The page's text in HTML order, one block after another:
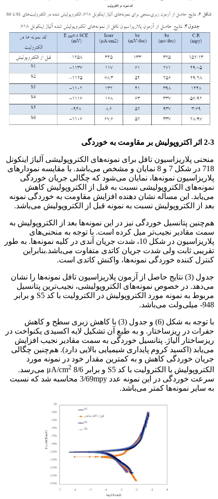
2-3 اثر اکتروپولیش بر مقاومت به خوردگی
منحنی پلاریزاسیون تافل برای نمونه‌های الکتروپولیشی آلیاژ اینکونل
718 در شکل 7 و 8 نمایان و مشخص می‌باشد. با مقایسه نمودارهای
پلاریزاسیون نمونه‌ها، نمایان می‌شود که چگالی جریان خوردگی
نمونه‌های الکتروپولیشی نسبت به قبل از الکتروپولیش کاهش
می‌یابد. این مسأله نشان دهنده افزایش مقاومت به خوردگی نمونه
بعد از الکتروپولیش نسبت به نمونه قبل از الکتروپولیش می‌باشد.
هم‌چنین پتانسیل خوردگی نیز در این نمونه‌ها بعد از الکتروپولیش به
سمت مقادیر نجیب‌تر میل کرده است. با توجه به منحنی‌های
پلاریزاسیون در شکل 10، شدت جریان آندی در کلیه نمونه‌ها. به طور
تقریبی ثابت ولی شدت جریان کاتدی متفاوت می‌باشد.بنابراین
کنترل کننده خوردگی نمونه‌ها، واکنش کاتدی است.
جدول (3) نتایج حاصل از آزمون پلاریزاسیون تافل نمونه‌ها را نشان
می‌دهد. در خصوص نمونه‌های الکتروپولیشی، نجیب‌ترین پتانسیل
مربوط به نمونه مورد الکتروپولیش در الکترولیت با کد S5 و برابر
948- میلی‌ولت می‌باشد.
با توجه به شکل (6) و جدول (3) با کاهش زبری سطح و کاهش
حفرات در ریزساختار. و به طبع آن تشکیل لایه اکسیدی یکنواخت در
ریزساختار آلیاژ. پتانسیل خوردگی به سمت مقادیر نجیب افزایش
می‌یابد (اکسید کروم پایداری شیمیایی بالایی دارد). هم‌چنین چگالی
جریان خوردگی کاهش و به کمترین مقدار خود در نمونه مورد
الکتروپولیش با الکترولیت با کد S5 و برابر 8/6 μA/cm
2
می‌رسد.
سرعت خوردگی در این نمونه عدد 3/69mpy محاسبه شد که نسبت
به سایر نمونه‌ها کمتر می‌باشد.